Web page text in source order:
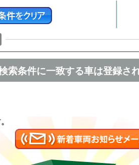
索条件に一致する車は登録さ